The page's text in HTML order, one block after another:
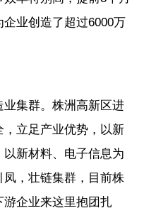
业创造了超过6000万
集群。株洲高新区进
立足产业优势，以新
新材料、电子信息为
，壮链集群，目前株
企业来这里抱团扎